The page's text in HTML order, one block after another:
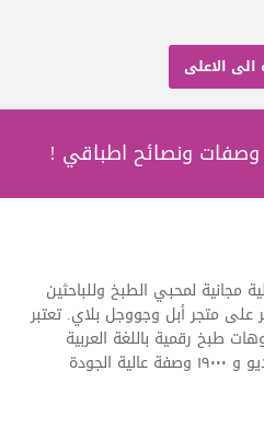
الى الاعلى
ونصائح اطباقي !
لمحبي الطبخ وللباحثين
متجر أبل وجووجل بلاي. تعتبر
طبخ رقمية باللغة العربية